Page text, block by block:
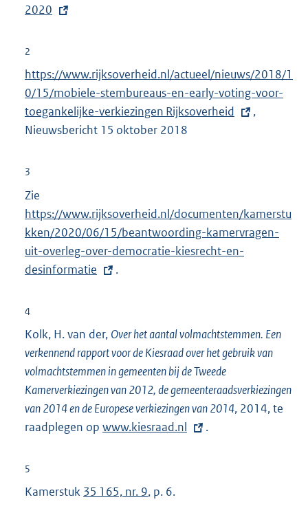
t
r
e
l
i
:
2020
2
E
x
t
e
n
l
i
n
k
:
https://www.rijksoverheid.nl/actueel/nieuws/2018/1
0/15/mobiele-stembureaus-en-early-voting-voor-
toegankelijke-verkiezingen Rijksoverheid
,
Nieuwsbericht 15 oktober 2018
3
Zie
x
t
e
r
i
n
k
:
https://www.rijksoverheid.nl/documenten/kamerstu
kken/2020/06/15/beantwoording-kamervragen-
uit-overleg-over-democratie-kiesrecht-en-
desinformatie
.
4
Kolk, H. van der, Over het aantal volmachtstemmen. Een
verkennend rapport voor de Kiesraad over het gebruik van
volmachtstemmen in gemeenten bij de Tweede
Kamerverkiezingen van 2012, de gemeenteraadsverkiezingen
van 2014 en de Europese verkiezingen van 2014, 2014, te
raadplegen op E
r
www.kiesraad.nl .
5
Kamerstuk 35 165, nr. 9, p. 6.